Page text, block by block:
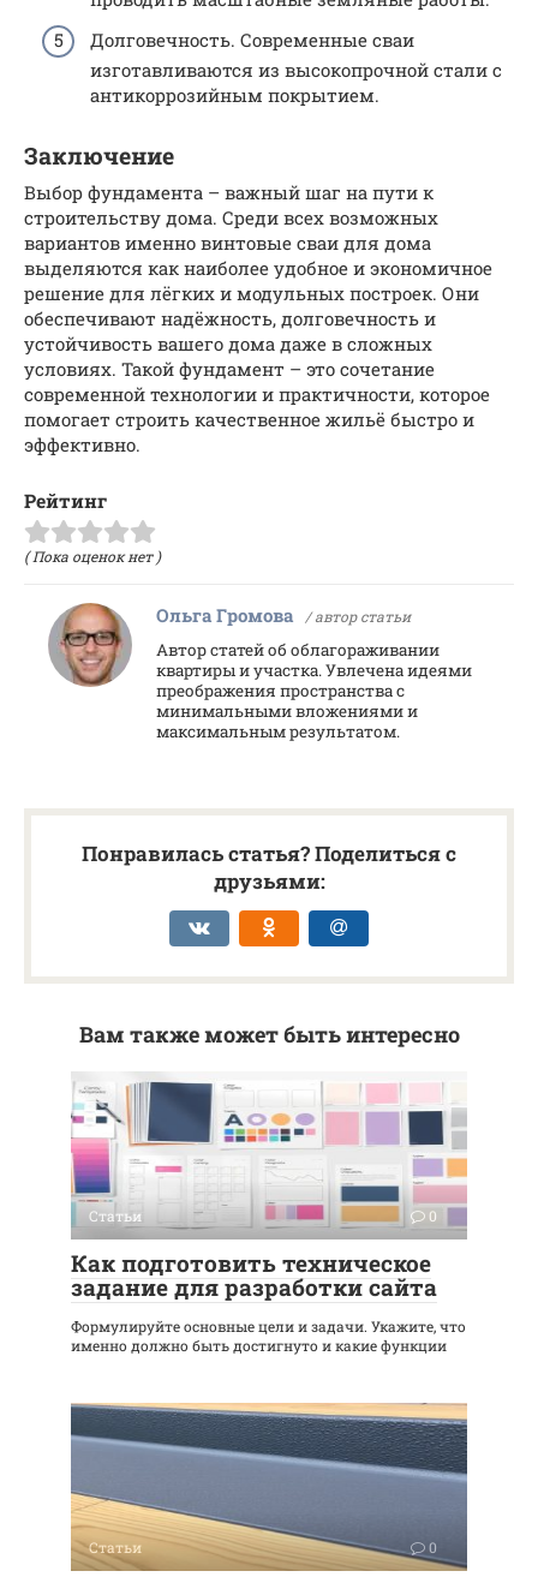
Долговечность. Современные сваи
изготавливаются из высокопрочной стали с
антикоррозийным покрытием.
Заключение
Выбор фундамента – важный шаг на пути к
строительству дома. Среди всех возможных
вариантов именно винтовые сваи для дома
выделяются как наиболее удобное и экономичное
решение для лёгких и модульных построек. Они
обеспечивают надёжность, долговечность и
устойчивость вашего дома даже в сложных
условиях. Такой фундамент – это сочетание
современной технологии и практичности, которое
помогает строить качественное жильё быстро и
эффективно.
Рейтинг
( Пока оценок нет )
Ольга Громова / автор статьи
Автор статей об облагораживании
квартиры и участка. Увлечена идеями
преображения пространства с
минимальными вложениями и
максимальным результатом.
Понравилась статья? Поделиться с
друзьями:
Вам также может быть интересно
Статьи 0
Как подготовить техническое
задание для разработки сайта
Формулируйте основные цели и задачи. Укажите, что
именно должно быть достигнуто и какие функции
Статьи 0